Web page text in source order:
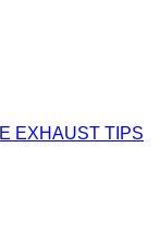
EXHAUST TIPS